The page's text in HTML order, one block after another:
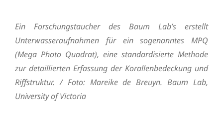
Ein Forschungstaucher des Baum Lab’s erstellt
Unterwasseraufnahmen für ein sogenanntes MPQ
(Mega Photo Quadrat), eine standardisierte Methode
zur detaillierten Erfassung der Korallenbedeckung und
Riffstruktur. / Foto: Mareike de Breuyn. Baum Lab,
University of Victoria